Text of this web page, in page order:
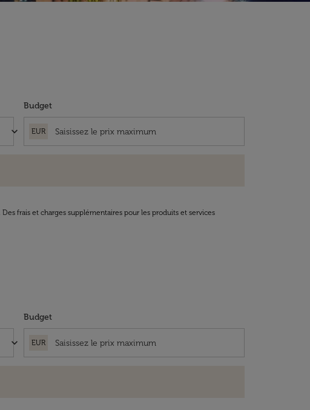
keyboard_arrow_down
Budget
EUR
frais et charges supplémentaires pour les produits et services
keyboard_arrow_down
Budget
EUR